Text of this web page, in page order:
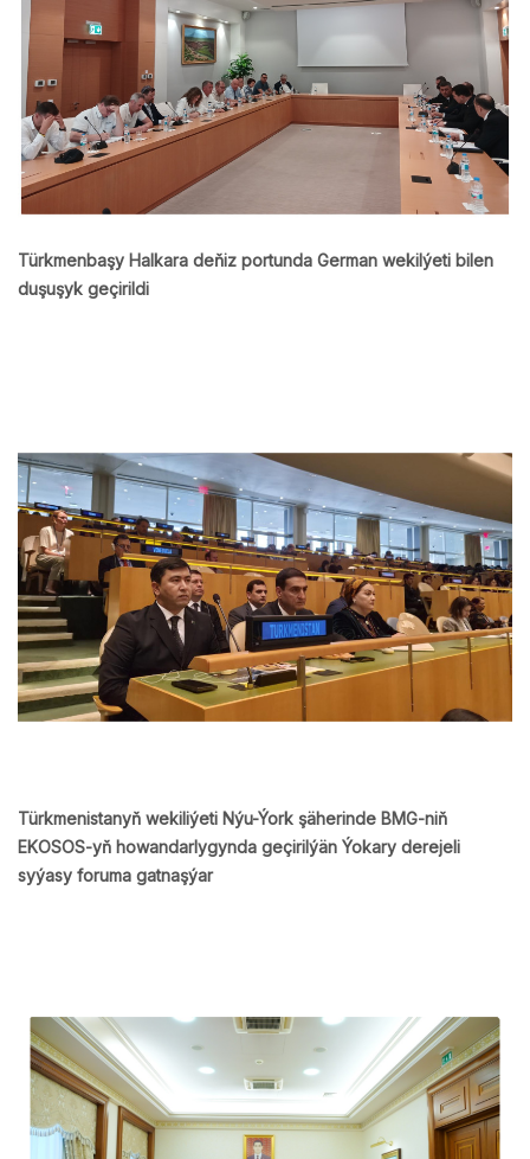
Türkmenbaşy Halkara deňiz portunda German wekilýeti bilen
duşuşyk geçirildi
Türkmenistanyň wekiliýeti Nýu-Ýork şäherinde BMG-niň
EKOSOS-yň howandarlygynda geçirilýän Ýokary derejeli
syýasy foruma gatnaşýar